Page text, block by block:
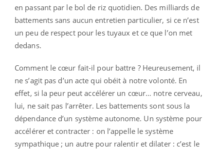
en passant par le bol de riz quotidien. Des milliards de
battements sans aucun entretien particulier, si ce n’est
un peu de respect pour les tuyaux et ce que l’on met
dedans.
Comment le cœur fait-il pour battre ? Heureusement, il
ne s’agit pas d’un acte qui obéit à notre volonté. En
effet, si la peur peut accélérer un cœur… notre cerveau,
lui, ne sait pas l’arrêter. Les battements sont sous la
dépendance d’un système autonome. Un système pour
accélérer et contracter : on l’appelle le système
sympathique ; un autre pour ralentir et dilater : c’est le